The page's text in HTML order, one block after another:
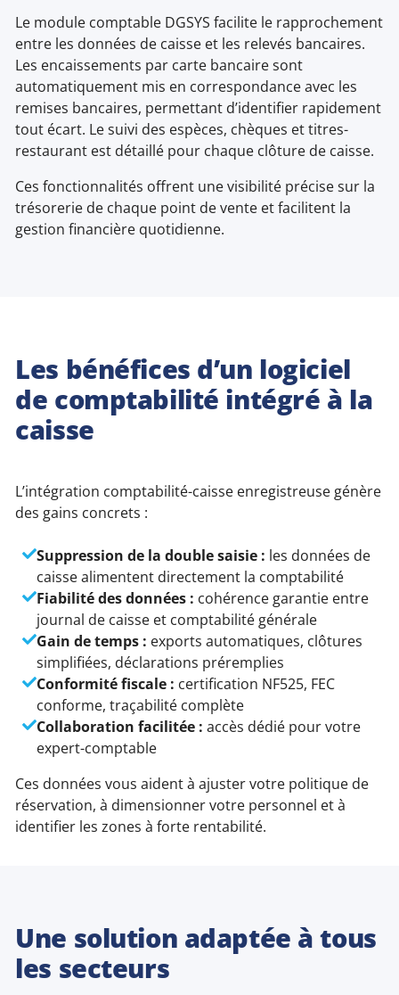
Le module comptable DGSYS facilite le rapprochement
entre les données de caisse et les relevés bancaires.
Les encaissements par carte bancaire sont
automatiquement mis en correspondance avec les
remises bancaires, permettant d’identifier rapidement
tout écart. Le suivi des espèces, chèques et titres-
restaurant est détaillé pour chaque clôture de caisse.
Ces fonctionnalités offrent une visibilité précise sur la
trésorerie de chaque point de vente et facilitent la
gestion financière quotidienne.
Les bénéfices d’un logiciel
de comptabilité intégré à la
caisse
L’intégration comptabilité-caisse enregistreuse génère
des gains concrets :
Suppression de la double saisie : les données de
caisse alimentent directement la comptabilité
Fiabilité des données : cohérence garantie entre
journal de caisse et comptabilité générale
Gain de temps : exports automatiques, clôtures
simplifiées, déclarations préremplies
Conformité fiscale : certification NF525, FEC
conforme, traçabilité complète
Collaboration facilitée :accès dédié pour votre
expert-comptable
Ces données vous aident à ajuster votre politique de
réservation, à dimensionner votre personnel et à
identifier les zones à forte rentabilité.
Une solution adaptée à tous
les secteurs